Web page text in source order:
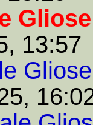
13:57